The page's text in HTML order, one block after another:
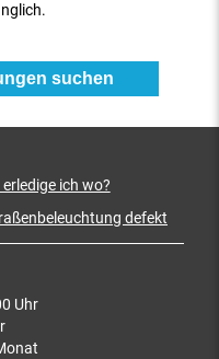
suchen
Uhr
erledige ich wo?
defekt